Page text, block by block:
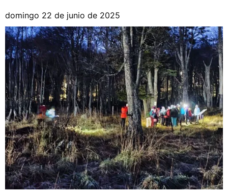
domingo 22 de junio de 2025